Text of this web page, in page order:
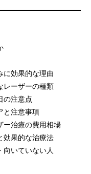
に効果的な理由
レーザーの種類
の注意点
と注意事項
ー治療の費用相場
効果的な治療法
向いていない人